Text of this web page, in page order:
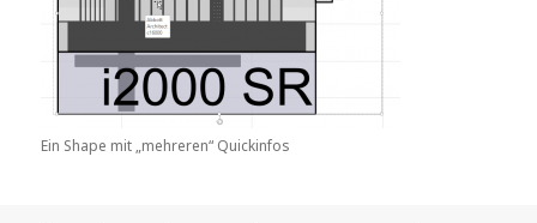
Ein Shape mit „mehreren“ Quickinfos